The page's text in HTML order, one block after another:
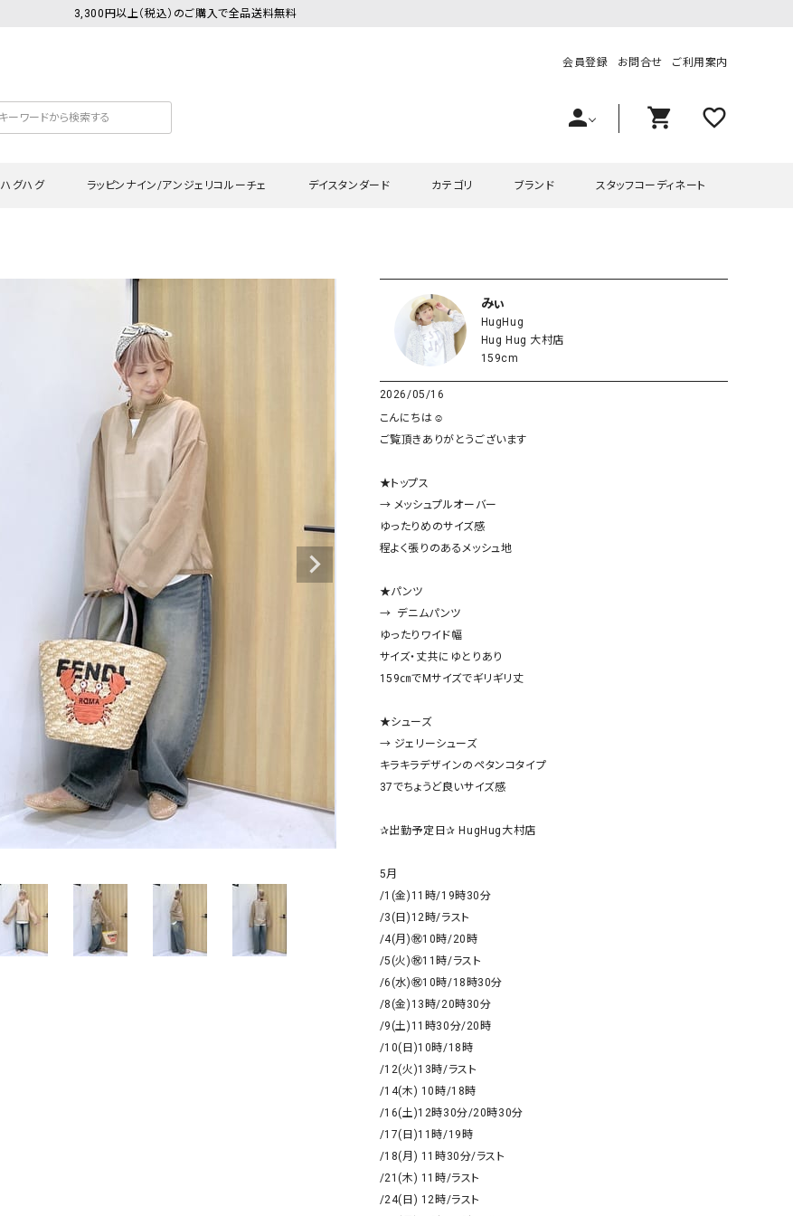
3,300円以上（税込）のご購入で全品送料無料
会員登録 お問合せ ご利用案内
person shopping_cart favorite_outline
ハグハグ
ロング・マキシ丈
その他スカート
すべて見る
ラッピンナイン/アンジェリコルーチェ
タンクトップ・キャミソール
その他スカート
コート
その他アウター
デイスタンダード
チュニック
その他スカート
帽子
ソックス・その他雑貨
カテゴリ
ワンピース・チュニック
サロペット・オーバーオール
スカート
ジャケット・アウター
グッズ
サロペット・オーバーオール
グッズ
ブランド
ラッピンナイン/アンジェリコルーチェ
hagumu（ハグム）
her.（ハードット）
and quarter（アンドクウォーター） HUMS（ハムズ）
Our.（アワードット）
Wrapin nine9（ラッピンナイン）
1 metre carre（アンメートルキャレ ）
ASFVLT（アスファルト）
blue willow（ブルーウィロー）
CUBE SUGAR（キューブシュガー）
Champion（チャンピオン）
DENIM DUNGAREE（デニムダンガリー）
EVOL（イーボル）
Emma Taylor（エマテイラー）
スタッフコーディネート
みぃ
HugHug
Hug Hug 大村店
159cm
2026/05/16
こんにちは☺︎
ご覧頂きありがとうございます
★トップス
→ メッシュプルオーバー
ゆったりめのサイズ感
程よく張りのあるメッシュ地
★パンツ
→  デニムパンツ
ゆったりワイド幅
サイズ・丈共にゆとりあり
159㎝でMサイズでギリギリ丈
★シューズ
→ ジェリーシューズ
キラキラデザインのペタンコタイプ
37でちょうど良いサイズ感
✰出勤予定日✰ HugHug大村店
5月
/1(金)11時/19時30分
/3(日)12時/ラスト
/4(月)㊗️10時/20時
/5(火)㊗️11時/ラスト
/6(水)㊗️10時/18時30分
/8(金)13時/20時30分
/9(土)11時30分/20時
/10(日)10時/18時
/12(火)13時/ラスト
/14(木) 10時/18時
/16(土)12時30分/20時30分
/17(日)11時/19時
/18(月) 11時30分/ラスト
/21(木) 11時/ラスト
/24(日) 12時/ラスト